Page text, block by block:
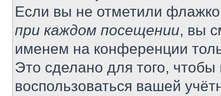
Если вы не отметили
при каждом посещении, вы
именем на конференции
Это сделано для того, чтобы
воспользоваться вашей